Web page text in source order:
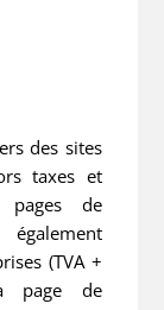
des sites
taxes et
pages de
(TVA +
page de